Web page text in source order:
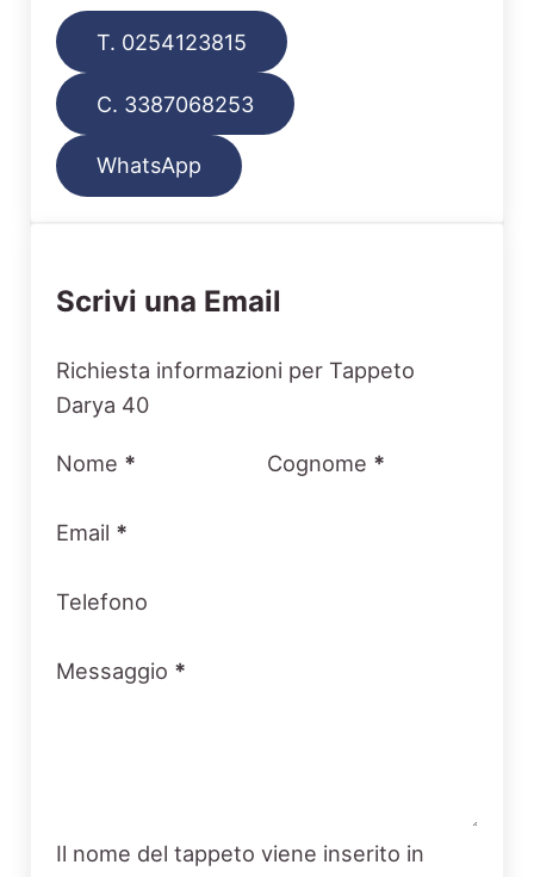
T. 0254123815
C. 3387068253
WhatsApp
Scrivi una Email
Section
Richiesta informazioni per Tappeto
Darya 40
Nome * Cognome *
Email *
Telefono
Messaggio *
Il nome del tappeto viene inserito in